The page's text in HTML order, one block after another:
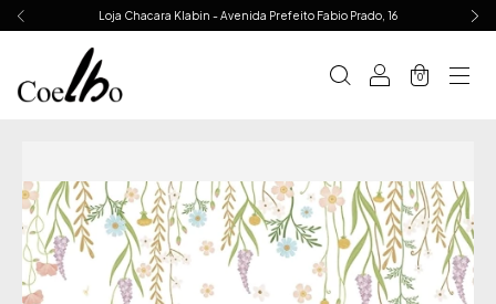
Loja Chacara Klabin - Avenida Prefeito Fabio Prado, 16
0